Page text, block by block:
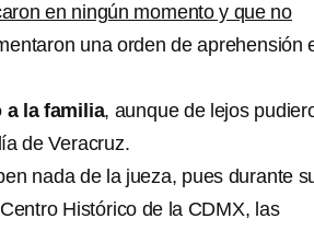
en ningún momento y que no
una orden de aprehensión
a la familia, aunque de lejos
de Veracruz.
nada de la jueza, pues durante
Histórico de la CDMX, las